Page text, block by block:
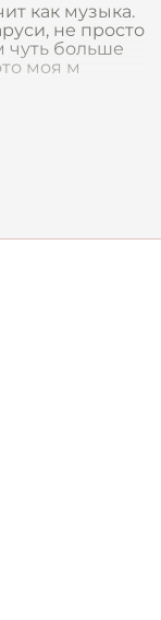
как музыка.
не просто
чуть больше
моя м